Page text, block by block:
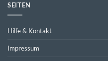
SEITEN
Hilfe & Kontakt
Impressum